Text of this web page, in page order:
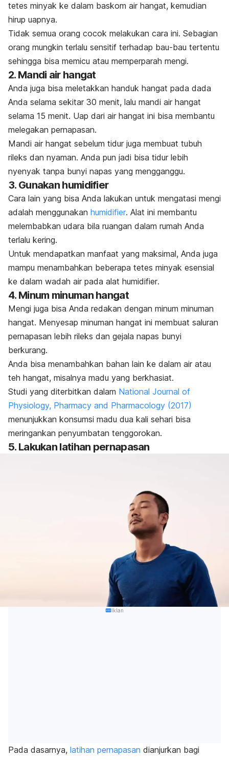
tetes minyak ke dalam baskom air hangat, kemudian
hirup uapnya.
Tidak semua orang cocok melakukan cara ini. Sebagian
orang mungkin terlalu sensitif terhadap bau-bau tertentu
sehingga bisa memicu atau memperparah mengi.
2. Mandi air hangat
Anda juga bisa meletakkan handuk hangat pada dada
Anda selama sekitar 30 menit, lalu mandi air hangat
selama 15 menit. Uap dari air hangat ini bisa membantu
melegakan pernapasan.
Mandi air hangat sebelum tidur juga membuat tubuh
rileks dan nyaman. Anda pun jadi bisa tidur lebih
nyenyak tanpa bunyi napas yang mengganggu.
3. Gunakan humidifier
Cara lain yang bisa Anda lakukan untuk mengatasi mengi
adalah menggunakan humidifier. Alat ini membantu
melembabkan udara bila ruangan dalam rumah Anda
terlalu kering.
Untuk mendapatkan manfaat yang maksimal, Anda juga
mampu menambahkan beberapa tetes minyak esensial
ke dalam wadah air pada alat humidifier.
4. Minum minuman hangat
Mengi juga bisa Anda redakan dengan minum minuman
hangat. Menyesap minuman hangat ini membuat saluran
pernapasan lebih rileks dan gejala napas bunyi
berkurang.
Anda bisa menambahkan bahan lain ke dalam air atau
teh hangat, misalnya madu yang berkhasiat.
Studi yang diterbitkan dalam National Journal of
Physiology, Pharmacy and Pharmacology (2017)
menunjukkan konsumsi madu dua kali sehari bisa
meringankan penyumbatan tenggorokan.
5. Lakukan latihan pernapasan
Iklan
Pada dasarnya, latihan pernapasan dianjurkan bagi